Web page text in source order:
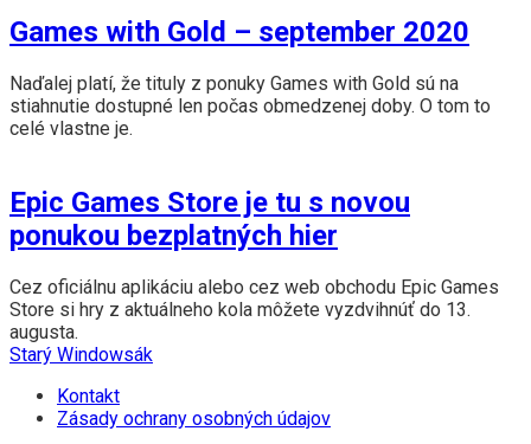
Games with Gold – september 2020
Naďalej platí, že tituly z ponuky Games with Gold sú na
stiahnutie dostupné len počas obmedzenej doby. O tom to
celé vlastne je.
Epic Games Store je tu s novou
ponukou bezplatných hier
Cez oficiálnu aplikáciu alebo cez web obchodu Epic Games
Store si hry z aktuálneho kola môžete vyzdvihnúť do 13.
augusta.
Starý Windowsák
Kontakt
Zásady ochrany osobných údajov